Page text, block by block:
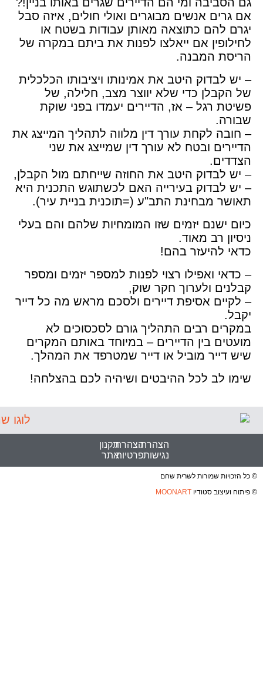
אם גרים אנשים מבוגרים ואולי חולים, איזה סבל
יגרם להם כתוצאה מאותן עבודות בשטח או
לחילופין אם ייאלצו לפנות את ביתם במקרה של
הריסת המבנה.
– יש לבדוק היטב את אמינותו ויציבותו הכלכלית
של הקבלן כדי שלא יווצר מצב, חלילה, של
פשיטת רגל – אז, הדיירים יעמדו בפני שוקת
שבורה.
– חובה לקחת עורך דין מלווה לתהליך המייצג את
הדיירים ובטח לא עורך דין שמייצג את שני
הצדדים.
– יש לבדוק היטב את החוזה שייחתם מול הקבלן,
– יש לבדוק בעירייה האם לכשתוגש התכנית היא
תאושר מבחינת התב"ע (=תוכנית בניית עיר).
כיום ישנם יזמים שזו המומחיות שלהם והם בעלי
ניסיון רב מאוד.
כדאי להיעזר בהם!
– כדאי ואפילו רצוי לפנות למספר יזמים ומספר
קבלנים ולערוך חקר שוק,
– לקיים אסיפת דיירים ולסכם מראש מה כל דייר
יקבל.
במקרים רבים התהליך גורם לסכסוכים לא
מועטים בין הדיירים – במיוחד באותם המקרים
שיש דייר מוביל או דייר שמטרפד את המהלך.
שימו לב לכל ההיבטים ושיהיה לכם בהצלחה!
הצהרת
נגישות
הצהרת
פרטיות
תקנון
אתר
© כל הזכויות שמורות לשרית שחם
© פיתוח ועיצוב סטודיו MOONART